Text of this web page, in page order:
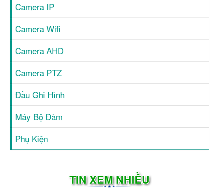
Camera IP
Camera Wifi
Camera AHD
Camera PTZ
Đầu Ghi Hình
Máy Bộ Đàm
Phụ Kiện
TIN XEM NHIỀU